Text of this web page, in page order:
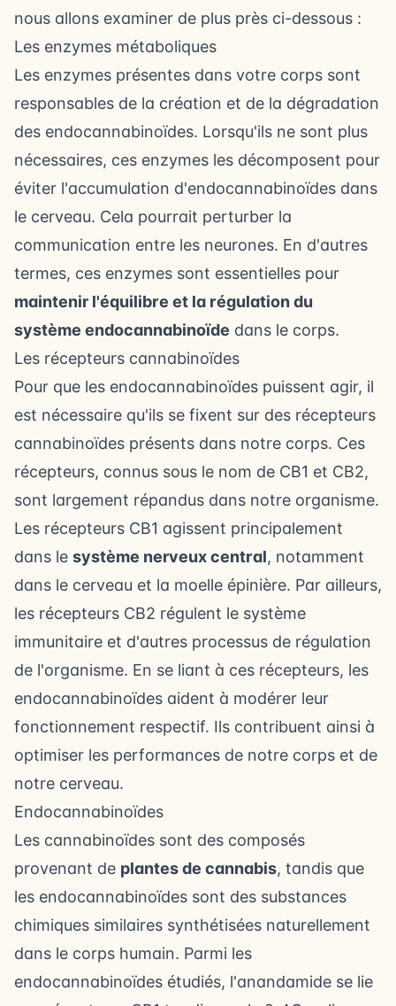
nous allons examiner de plus près ci-dessous :
Les enzymes métaboliques
Les enzymes présentes dans votre corps sont
responsables de la création et de la dégradation
des endocannabinoïdes. Lorsqu'ils ne sont plus
nécessaires, ces enzymes les décomposent pour
éviter l'accumulation d'endocannabinoïdes dans
le cerveau. Cela pourrait perturber la
communication entre les neurones. En d'autres
termes, ces enzymes sont essentielles pour
maintenir l'équilibre et la régulation du
système endocannabinoïde dans le corps.
Les récepteurs cannabinoïdes
Pour que les endocannabinoïdes puissent agir, il
est nécessaire qu'ils se fixent sur des récepteurs
cannabinoïdes présents dans notre corps. Ces
récepteurs, connus sous le nom de CB1 et CB2,
sont largement répandus dans notre organisme.
Les récepteurs CB1 agissent principalement
dans le système nerveux central, notamment
dans le cerveau et la moelle épinière. Par ailleurs,
les récepteurs CB2 régulent le système
immunitaire et d'autres processus de régulation
de l'organisme. En se liant à ces récepteurs, les
endocannabinoïdes aident à modérer leur
fonctionnement respectif. Ils contribuent ainsi à
optimiser les performances de notre corps et de
notre cerveau.
Endocannabinoïdes
Les cannabinoïdes sont des composés
provenant de plantes de cannabis, tandis que
les endocannabinoïdes sont des substances
chimiques similaires synthétisées naturellement
dans le corps humain. Parmi les
endocannabinoïdes étudiés, l'anandamide se lie